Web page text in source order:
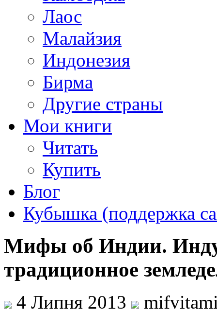
Лаос
Малайзия
Индонезия
Бирма
Другие страны
Мои книги
Читать
Купить
Блог
Кубышка (поддержка
Мифы об Индии.
традиционное
4 Липня 2013